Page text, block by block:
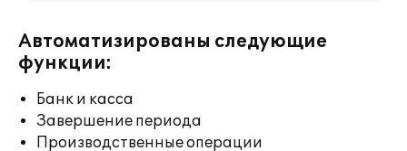
Автоматизированы следующие
функции:
Банк и касса
Завершение периода
Производственные операции